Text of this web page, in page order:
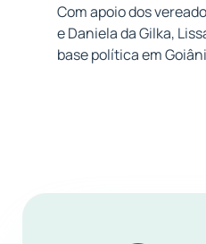
Com apoio dos
e Daniela da Gilka,
base política em